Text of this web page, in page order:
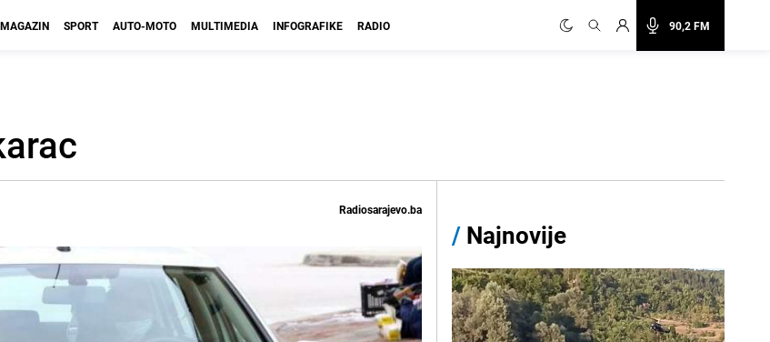
90,2 FM
MAGAZIN SPORT AUTO-MOTO MULTIMEDIA INFOGRAFIKE RADIO
Radiosarajevo.ba
/ Najnovije